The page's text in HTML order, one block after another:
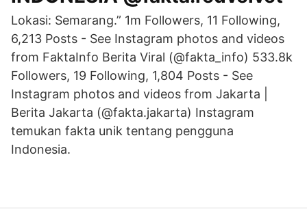
Lokasi: Semarang.” 1m Followers, 11 Following,
6,213 Posts - See Instagram photos and videos
from FaktaInfo Berita Viral (@fakta_info) 533.8k
Followers, 19 Following, 1,804 Posts - See
Instagram photos and videos from Jakarta |
Berita Jakarta (@fakta.jakarta) Instagram
temukan fakta unik tentang pengguna
Indonesia.